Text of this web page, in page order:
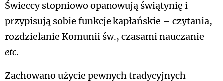
Świeccy stopniowo opanowują świątynię i
przypisują sobie funkcje kapłańskie – czytania,
rozdzielanie Komunii św., czasami nauczanie
etc.
Zachowano użycie pewnych tradycyjnych